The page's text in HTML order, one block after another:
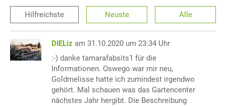
Hilfreichste Neuste Alle
DIELiz am 31.10.2020 um 23:34 Uhr
:-) danke tamarafabsits1 für die
Informationen. Oswego war mir neu,
Goldmelisse hatte ich zumindest irgendwo
gehört. Mal schauen was das Gartencenter
nächstes Jahr hergibt. Die Beschreibung